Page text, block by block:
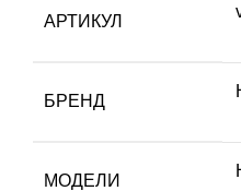
АРТИКУЛ
БРЕНД
МОДЕЛИ